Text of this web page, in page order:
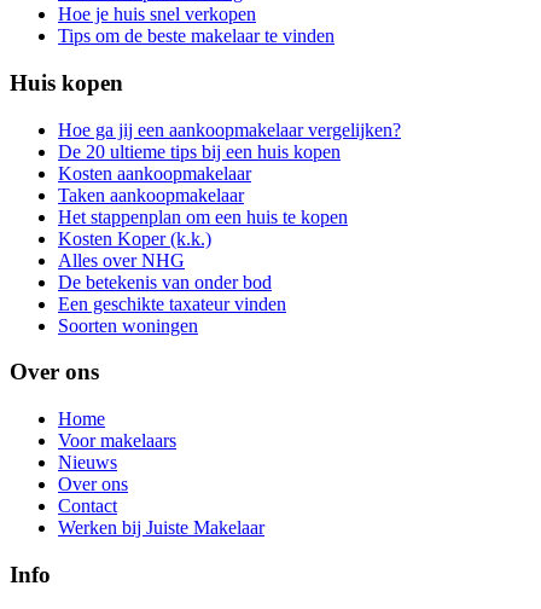
Hoe je huis snel verkopen
Tips om de beste makelaar te vinden
Huis kopen
Hoe ga jij een aankoopmakelaar vergelijken?
De 20 ultieme tips bij een huis kopen
Kosten aankoopmakelaar
Taken aankoopmakelaar
Het stappenplan om een huis te kopen
Kosten Koper (k.k.)
Alles over NHG
De betekenis van onder bod
Een geschikte taxateur vinden
Soorten woningen
Over ons
Home
Voor makelaars
Nieuws
Over ons
Contact
Werken bij Juiste Makelaar
Info